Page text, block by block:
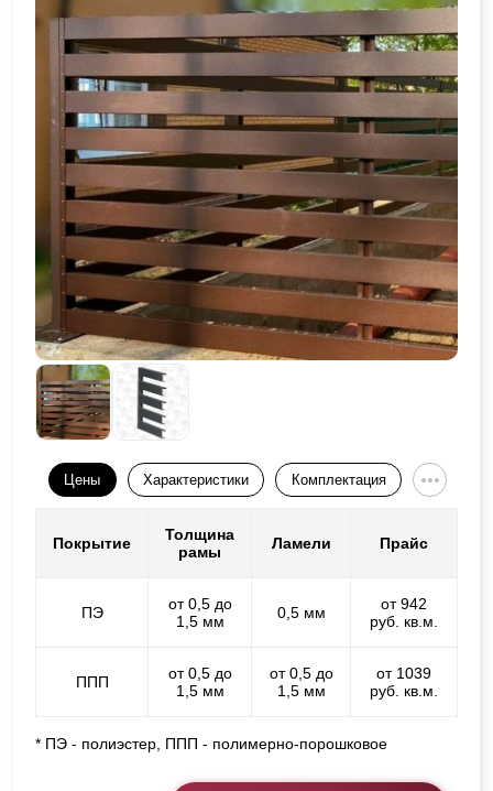
Цены Характеристики Комплектация
Покрытие
Толщина
рамы
Ламели Прайс
ПЭ
от 0,5 до
1,5 мм
0,5 мм
от 942
руб. кв.м.
ППП
от 0,5 до
1,5 мм
от 0,5 до
1,5 мм
от 1039
руб. кв.м.
* ПЭ - полиэстер, ППП - полимерно-порошковое